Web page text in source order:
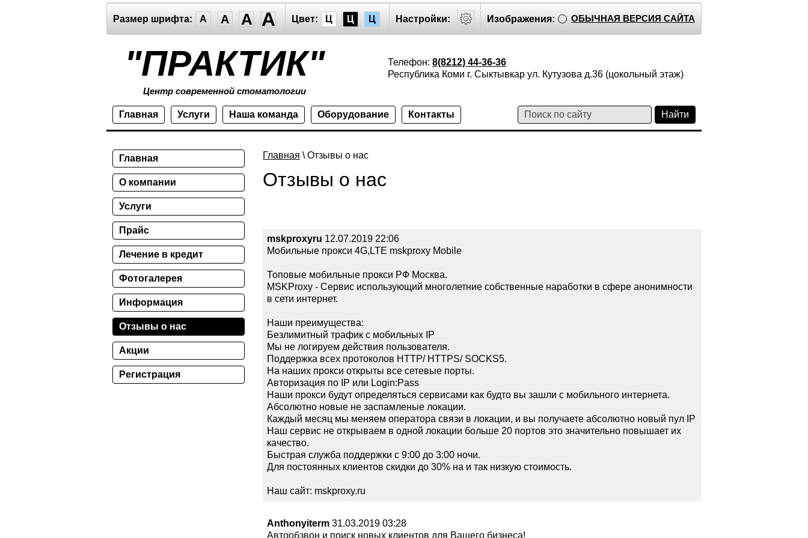
Размер шрифта: A A A A Цвет: Ц Ц Ц Настройки: Изображения: ОБЫЧНАЯ ВЕРСИЯ САЙТА
"ПРАКТИК"
Центр современной стоматологии
Телефон: 8(8212) 44-36-36
Республика Коми г. Сыктывкар ул. Кутузова д.36 (цокольный этаж)
Главная Услуги Наша команда Оборудование Контакты
Главная \ Отзывы о нас
Отзывы о нас
mskproxyru 12.07.2019 22:06
Мобильные прокси 4G,LTE mskproxy Mobile
Топовые мобильные прокси РФ Москва.
MSKProxy - Сервис использующий многолетние собственные наработки в сфере анонимности
в сети интернет.
Наши преимущества:
Безлимитный трафик с мобильных IP
Мы не логируем действия пользователя.
Поддержка всех протоколов HTTP/ HTTPS/ SOCKS5.
На наших прокси открыты все сетевые порты.
Авторизация по IP или Login:Pass
Наши прокси будут определяться сервисами как будто вы зашли с мобильного интернета.
Абсолютно новые не заспамленые локации.
Каждый месяц мы меняем оператора связи в локации, и вы получаете абсолютно новый пул IP
Наш сервис не открываем в одной локации больше 20 портов это значительно повышает их
качество.
Быстрая служба поддержки с 9:00 до 3:00 ночи.
Для постоянных клиентов скидки до 30% на и так низкую стоимость.
Наш сайт: mskproxy.ru
Anthonyiterm 31.03.2019 03:28
Автообзвон и поиск новых клиентов для Вашего бизнеса!
Главная
О компании
Услуги
Прайс
Лечение в кредит
Фотогалерея
Информация
Отзывы о нас
Акции
Регистрация